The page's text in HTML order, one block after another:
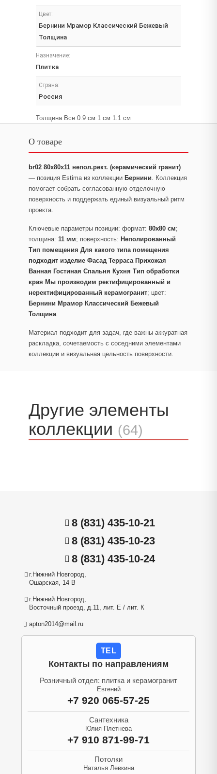
Цвет:
Бернини Мрамор Классический Бежевый
Толщина
Назначение:
Плитка
Страна:
Россия
Толщина Все 0.9 см 1 см 1.1 см
О товаре
br02 80x80x11 непол.рект. (керамический гранит)
— позиция Estima из коллекции Бернини. Коллекция
помогает собрать согласованную отделочную
поверхность и поддержать единый визуальный ритм
проекта.
Ключевые параметры позиции: формат: 80x80 см;
толщина: 11 мм; поверхность: Неполированный
Тип помещения Для какого типа помещения
подходит изделие Фасад Терраса Прихожая
Ванная Гостиная Спальня Кухня Тип обработки
края Мы производим ректифицированный и
неректифицированный керамогранит; цвет:
Бернини Мрамор Классический Бежевый
Толщина.
Материал подходит для задач, где важны аккуратная
раскладка, сочетаемость с соседними элементами
коллекции и визуальная цельность поверхности.
Другие элементы
коллекции (64)
8 (831) 435-10-21
8 (831) 435-10-23
8 (831) 435-10-24
г.Нижний Новгород,
Ошарская, 14 В
г.Нижний Новгород,
Восточный проезд, д.11, лит. Е / лит. К
apton2014@mail.ru
TEL
Контакты по направлениям
Розничный отдел: плитка и керамогранит
Евгений
+7 920 065-57-25
Сантехника
Юлия Плетнева
+7 910 871-99-71
Потолки
Наталья Левкина